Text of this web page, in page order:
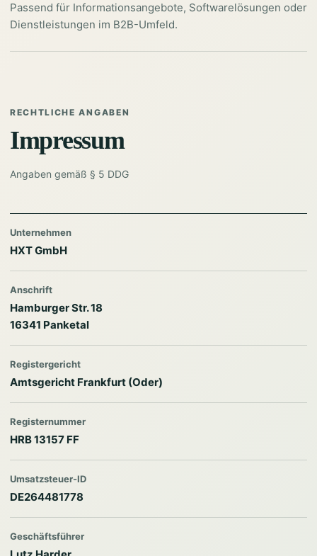
Passend für Informationsangebote, Softwarelösungen oder
Dienstleistungen im B2B-Umfeld.
RECHTLICHE ANGABEN
Impressum
Angaben gemäß § 5 DDG
Unternehmen
HXT GmbH
Anschrift
Hamburger Str. 18
16341 Panketal
Registergericht
Amtsgericht Frankfurt (Oder)
Registernummer
HRB 13157 FF
Umsatzsteuer-ID
DE264481778
Geschäftsführer